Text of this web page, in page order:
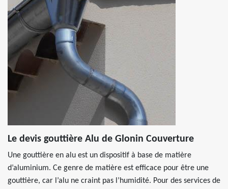
Le devis gouttière Alu de Glonin Couverture
Une gouttière en alu est un dispositif à base de matière
d’aluminium. Ce genre de matière est efficace pour être une
gouttière, car l’alu ne craint pas l’humidité. Pour des services de